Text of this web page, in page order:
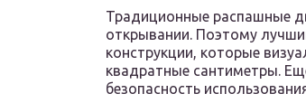
Традиционные распашные
открывании. Поэтому
конструкции, которые
квадратные сантиметры.
безопасность